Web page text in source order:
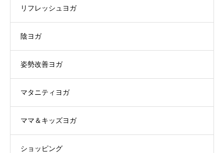
リフレッシュヨガ
陰ヨガ
姿勢改善ヨガ
マタニティヨガ
ママ＆キッズヨガ
ショッピング